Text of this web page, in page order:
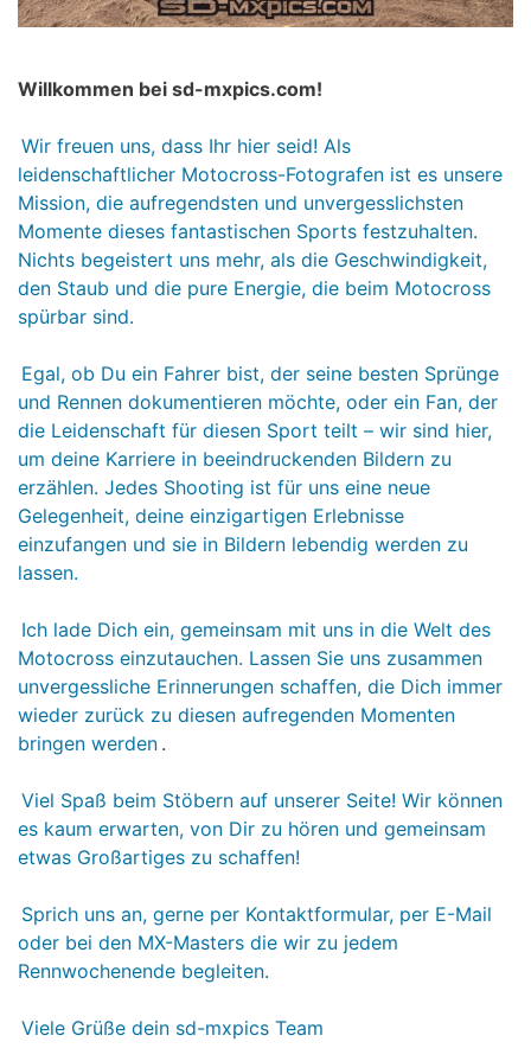
Willkommen bei sd-mxpics.com!
Wir freuen uns, dass Ihr hier seid! Als
leidenschaftlicher Motocross-Fotografen ist es unsere
Mission, die aufregendsten und unvergesslichsten
Momente dieses fantastischen Sports festzuhalten.
Nichts begeistert uns mehr, als die Geschwindigkeit,
den Staub und die pure Energie, die beim Motocross
spürbar sind.
Egal, ob Du ein Fahrer bist, der seine besten Sprünge
und Rennen dokumentieren möchte, oder ein Fan, der
die Leidenschaft für diesen Sport teilt – wir sind hier,
um deine Karriere in beeindruckenden Bildern zu
erzählen. Jedes Shooting ist für uns eine neue
Gelegenheit, deine einzigartigen Erlebnisse
einzufangen und sie in Bildern lebendig werden zu
lassen.
Ich lade Dich ein, gemeinsam mit uns in die Welt des
Motocross einzutauchen. Lassen Sie uns zusammen
unvergessliche Erinnerungen schaffen, die Dich immer
wieder zurück zu diesen aufregenden Momenten
bringen werden .
Viel Spaß beim Stöbern auf unserer Seite! Wir können
es kaum erwarten, von Dir zu hören und gemeinsam
etwas Großartiges zu schaffen!
Sprich uns an, gerne per Kontaktformular, per E-Mail
oder bei den MX-Masters die wir zu jedem
Rennwochenende begleiten.
Viele Grüße dein sd-mxpics Team